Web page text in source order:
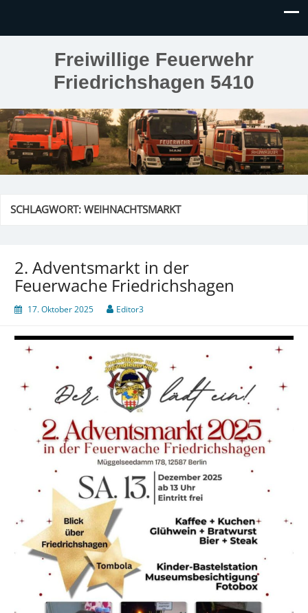
Freiwillige Feuerwehr
Friedrichshagen 5410
SCHLAGWORT:WEIHNACHTSMARKT
2. Adventsmarkt in der
Feuerwache Friedrichshagen
17. Oktober 2025 Editor3